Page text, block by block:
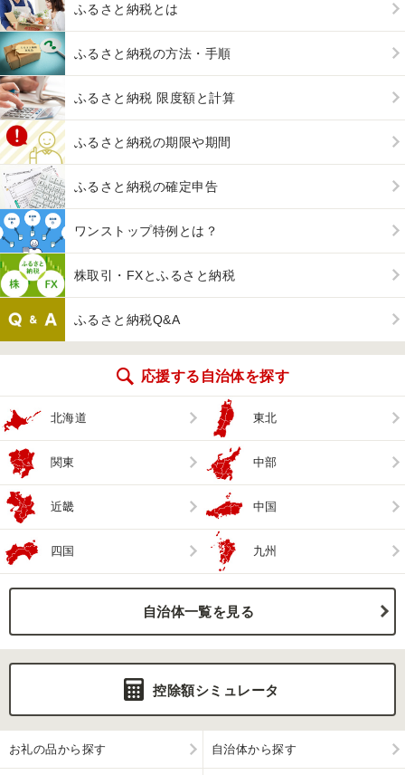
ふるさと納税とは
ふるさと納税の方法・手順
ふるさと納税 限度額と計算
ふるさと納税の期限や期間
ふるさと納税の確定申告
ワンストップ特例とは？
株取引・FXとふるさと納税
ふるさと納税Q&A
応援する自治体を探す
北海道 東北
関東 中部
近畿 中国
四国 九州
自治体一覧を見る
控除額シミュレータ
お礼の品から探す 自治体から探す